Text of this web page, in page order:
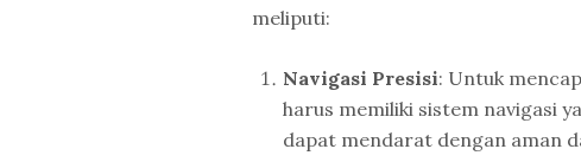
meliputi:
Navigasi Presisi: Untuk
harus memiliki sistem navigasi
dapat mendarat dengan aman